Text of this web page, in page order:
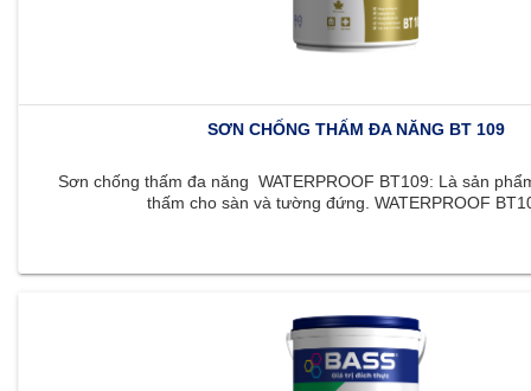
SƠN CHỐNG THẤM ĐA NĂNG BT 109
Sơn chống thấm đa năng WATERPROOF BT109: Là sản
thấm cho sàn và tường đứng. WATERPROOF